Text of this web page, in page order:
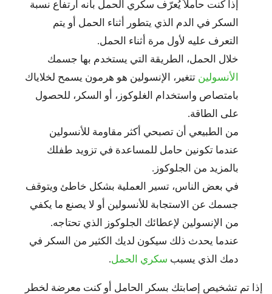
إذا كنت حاملاً يُعرّف سكري الحمل بأنه ارتفاع نسبة
السكر في الدم الذي يتطور أثناء الحمل أو يتم
التعرف عليه لأول مرة أثناء الحمل.
خلال الحمل، الطريقة التي يستخدم بها جسمك
الأنسولين تتغير، الإنسولين هو هرمون يسمح لخلاياك
بامتصاص واستخدام الغلوكوز، أو السكر، للحصول
على الطاقة.
من الطبيعي أن تصبحي أكثر مقاومة للأنسولين
عندما تكونين حامل للمساعدة في تزويد طفلك
بالمزيد من الجلوكوز.
في بعض الناس، تسير العملية بشكل خاطئ ويتوقف
جسمك عن الاستجابة للأنسولين أو لا يصنع ما يكفي
من الإنسولين لإعطائك الجلوكوز الذي تحتاجه.
عندما يحدث ذلك سيكون لديك الكثير من السكر في
دمك الذي يسبب سكري الحمل.
إذا تم تشخيص إصابتك بسكر الحامل أو كنت معرضة لخطر